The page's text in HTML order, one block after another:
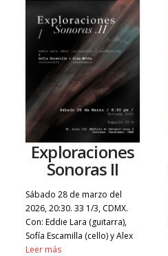
Exploraciones
Sonoras II
Sábado 28 de marzo del
2026, 20:30. 33 1/3, CDMX.
Con: Eddie Lara (guitarra),
Sofía Escamilla (cello) y Alex
Leer más